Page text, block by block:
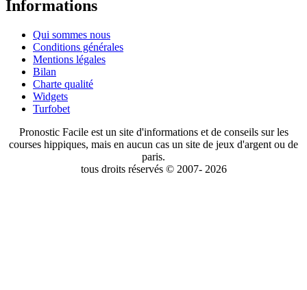
Informations
Qui sommes nous
Conditions générales
Mentions légales
Bilan
Charte qualité
Widgets
Turfobet
Pronostic Facile est un site d'informations et de conseils sur les
courses hippiques, mais en aucun cas un site de jeux d'argent ou de
paris.
tous droits réservés © 2007- 2026